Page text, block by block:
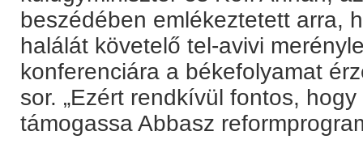
beszédében emlékeztetett arra,
halálát követelő tel-avivi
konferenciára a békefolyamat
sor. „Ezért rendkívül fontos,
támogassa Abbasz